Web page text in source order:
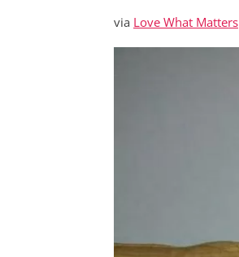
via Love What Matters